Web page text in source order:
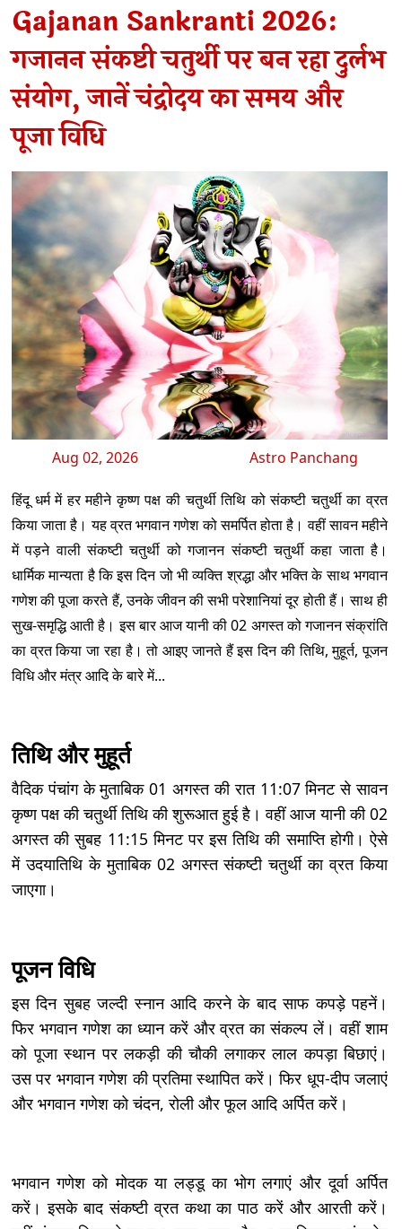
Gajanan Sankranti 2026:
गजानन संकष्टी चतुर्थी पर बन रहा दुर्लभ
संयोग, जानें चंद्रोदय का समय और
पूजा विधि
Aug 02, 2026 Astro Panchang
हिंदू धर्म में हर महीने कृष्ण पक्ष की चतुर्थी तिथि को संकष्टी चतुर्थी का व्रत
किया जाता है। यह व्रत भगवान गणेश को समर्पित होता है। वहीं सावन महीने
में पड़ने वाली संकष्टी चतुर्थी को गजानन संकष्टी चतुर्थी कहा जाता है।
धार्मिक मान्यता है कि इस दिन जो भी व्यक्ति श्रद्धा और भक्ति के साथ भगवान
गणेश की पूजा करते हैं, उनके जीवन की सभी परेशानियां दूर होती हैं। साथ ही
सुख-समृद्धि आती है। इस बार आज यानी की 02 अगस्त को गजानन संक्रांति
का व्रत किया जा रहा है। तो आइए जानते हैं इस दिन की तिथि, मुहूर्त, पूजन
विधि और मंत्र आदि के बारे में...
तिथि और मुहूर्त
वैदिक पंचांग के मुताबिक 01 अगस्त की रात 11:07 मिनट से सावन
कृष्ण पक्ष की चतुर्थी तिथि की शुरूआत हुई है। वहीं आज यानी की 02
अगस्त की सुबह 11:15 मिनट पर इस तिथि की समाप्ति होगी। ऐसे
में उदयातिथि के मुताबिक 02 अगस्त संकष्टी चतुर्थी का व्रत किया
जाएगा।
पूजन विधि
इस दिन सुबह जल्दी स्नान आदि करने के बाद साफ कपड़े पहनें।
फिर भगवान गणेश का ध्यान करें और व्रत का संकल्प लें। वहीं शाम
को पूजा स्थान पर लकड़ी की चौकी लगाकर लाल कपड़ा बिछाएं।
उस पर भगवान गणेश की प्रतिमा स्थापित करें। फिर धूप-दीप जलाएं
और भगवान गणेश को चंदन, रोली और फूल आदि अर्पित करें।
भगवान गणेश को मोदक या लड्डू का भोग लगाएं और दूर्वा अर्पित
करें। इसके बाद संकष्टी व्रत कथा का पाठ करें और आरती करें।